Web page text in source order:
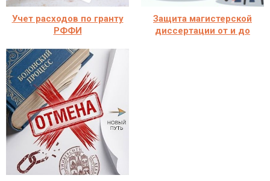
Учет расходов по гранту
РФФИ
Защита магистерской
диссертации от и до